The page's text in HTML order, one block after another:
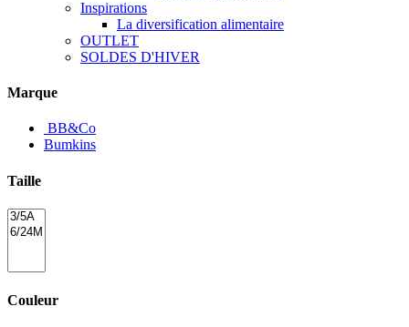
Inspirations
La diversification alimentaire
OUTLET
SOLDES D'HIVER
Marque
BB&Co
Bumkins
Taille
Couleur